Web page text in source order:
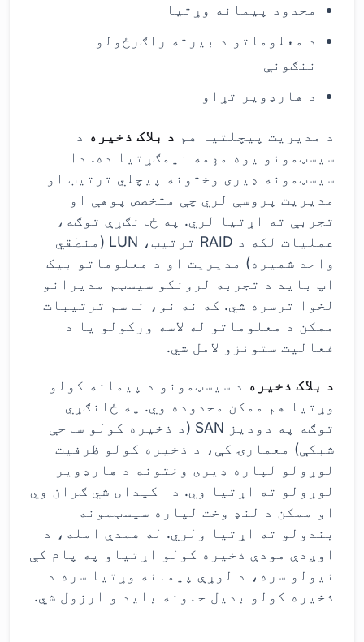
محدود پیمانه وړتیا
د معلوماتو د بیرته راګرځولو
ننګونې
د هارډویر تړاو
د مدیریت پیچلتیا هم د بلاک ذخیره د
سیسټمونو یوه مهمه نیمګړتیا ده. دا
سیسټمونه ډیری وختونه پیچلي ترتیب او
مدیریت پروسې لري چې متخصص پوهې او
تجربې ته اړتیا لري. په ځانګړې توګه،
عملیات لکه د RAID ترتیب، LUN (منطقي
واحد شمیره) مدیریت او د معلوماتو بیک
اپ باید د تجربه لرونکو سیسټم مدیرانو
لخوا ترسره شي. که نه نو، ناسم ترتیبات
ممکن د معلوماتو له لاسه ورکولو یا د
فعالیت ستونزو لامل شي.
د بلاک ذخیره د سیسټمونو د پیمانه کولو
وړتیا هم ممکن محدوده وي. په ځانګړي
توګه په دودیز SAN (د ذخیره کولو ساحې
شبکې) معمارۍ کې، د ذخیره کولو ظرفیت
لوړولو لپاره ډیری وختونه د هارډویر
لوړولو ته اړتیا وي. دا کیدای شي ګران وي
او ممکن د لنډ وخت لپاره سیسټمونه
بندولو ته اړتیا ولري. له همدې امله، د
اوږدې مودې ذخیره کولو اړتیاو په پام کې
نیولو سره، د لوړې پیمانه وړتیا سره د
ذخیره کولو بدیل حلونه باید و ارزول شي.